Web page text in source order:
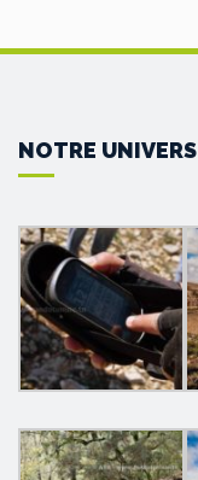
NOTRE UNIVERS